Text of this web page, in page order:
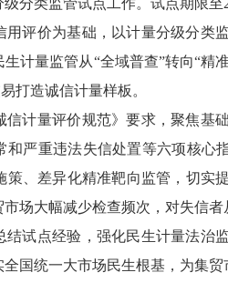
分类监管试点工作。试点期限至
用评价为基础，以计量分级分类
计量监管从“全域普查”转向“精
打造诚信计量样板。
信计量评价规范》要求，聚焦基
和严重违法失信处置等六项核心
策、差异化精准靶向监管，切实
场大幅减少检查频次，对失信者
结试点经验，强化民生计量法治
国统一大市场民生根基，为集贸